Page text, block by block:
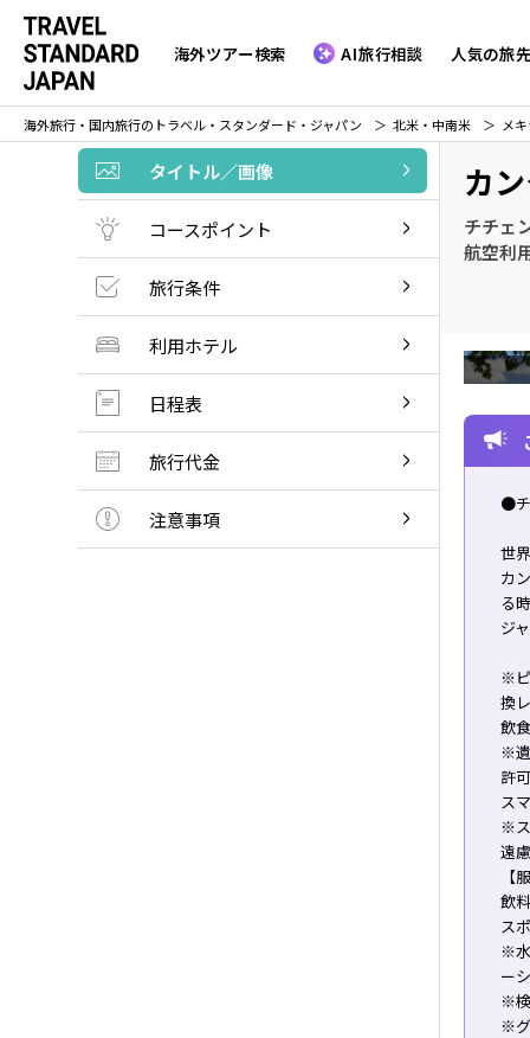
海外ツアー検索 AI旅行相談 人気の旅
海外旅行・国内旅行のトラベル・スタンダード・ジャパン 北米・中南米 メ
タイトル／画像
コースポイント
旅行条件
利用ホテル
日程表
旅行代金
注意事項
カ
チチェ
航空利
●チ
世
カ
る
ジ
※
換
飲
※
許
ス
※
遠
【
飲
ス
※
ー
※
※